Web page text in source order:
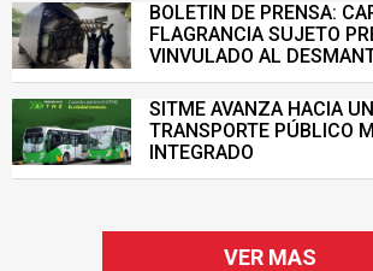
BOLETIN DE PRENSA:
FLAGRANCIA SUJETO
VINVULADO AL
VENTA ILEGAL DE
SISTEMA DE
SITME AVANZA HACIA
TRANSPORTE PÚBLICO
INTEGRADO
VER MAS